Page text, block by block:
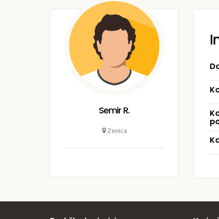
Semir R.
Zenica